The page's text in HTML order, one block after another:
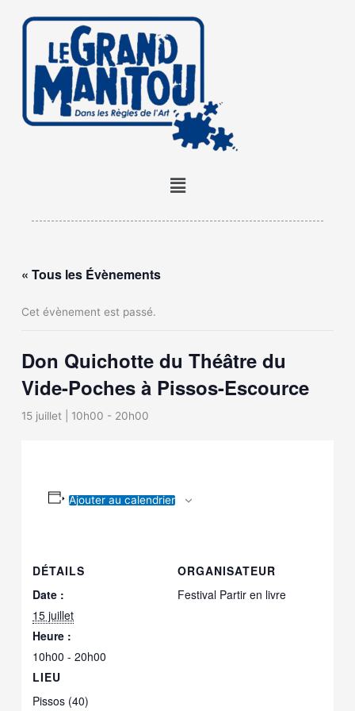
Menu
« Tous les Évènements
Cet évènement est passé.
Don Quichotte du Théâtre du
Vide-Poches à Pissos-Escource
15 juillet | 10h00 - 20h00
Ajouter au calendrier
DÉTAILS
Date :
15 juillet
Heure :
10h00 - 20h00
LIEU
Pissos (40)
ORGANISATEUR
Festival Partir en livre